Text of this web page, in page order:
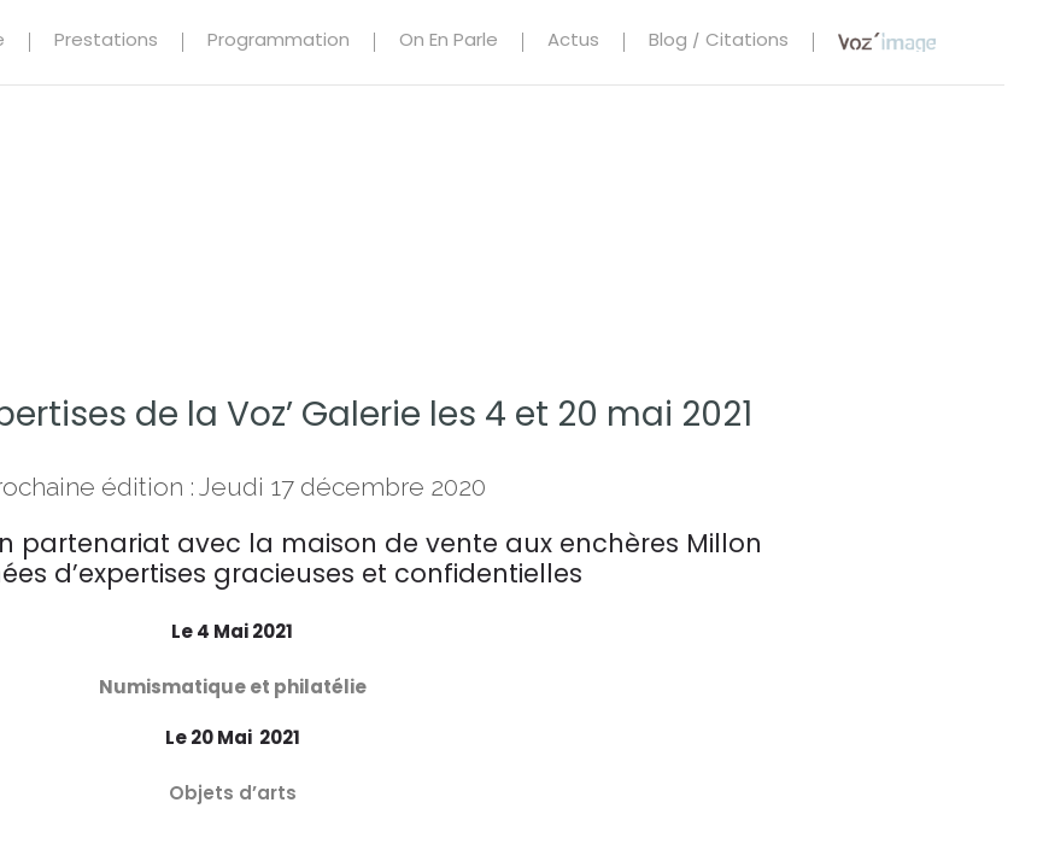
Prestations Programmation On En Parle Actus Blog / Citations
de la Voz’ Galerie les 4 et 20 mai 2021
édition : Jeudi 17 décembre 2020
partenariat avec la maison de vente aux enchères Millon
d’expertises gracieuses et confidentielles
Le 4 Mai 2021
Numismatique et philatélie
Le 20 Mai 2021
Objets d’arts